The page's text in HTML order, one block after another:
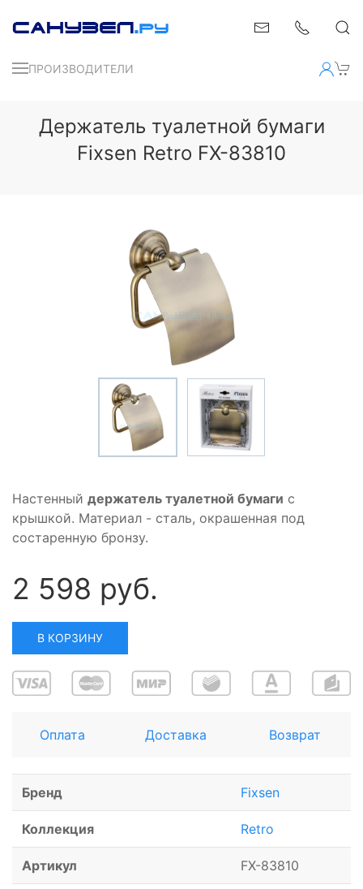
ПРОИЗВОДИТЕЛИ
Держатель туалетной бумаги
Fixsen Retro FX-83810
Настенный держатель туалетной бумаги с
крышкой. Материал - сталь, окрашенная под
состаренную бронзу.
2 598 руб.
В КОРЗИНУ
Оплата Доставка Возврат
Бренд Fixsen
Коллекция Retro
Артикул FX-83810